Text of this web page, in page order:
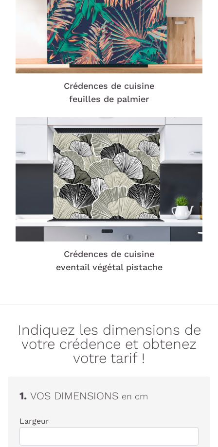
Crédences de cuisine
feuilles de palmier
Crédences de cuisine
eventail végétal pistache
Indiquez les dimensions de
votre crédence et obtenez
votre tarif !
1. VOS DIMENSIONS en cm
Largeur